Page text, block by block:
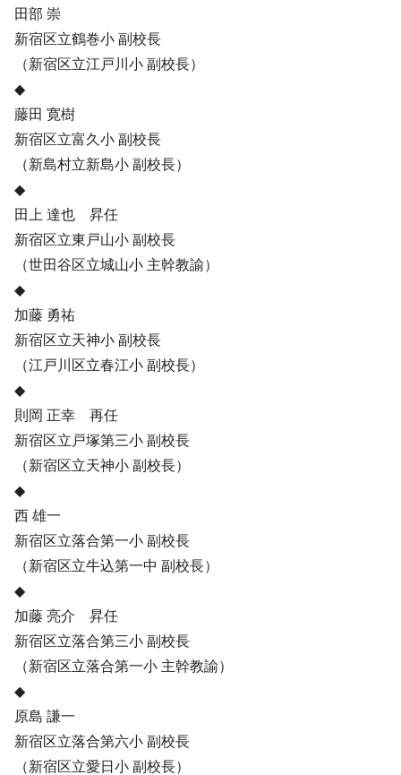
田部 崇
新宿区立鶴巻小 副校長
（新宿区立江戸川小 副校長）
◆
藤田 寛樹
新宿区立富久小 副校長
（新島村立新島小 副校長）
◆
田上 達也 昇任
新宿区立東戸山小 副校長
（世田谷区立城山小 主幹教諭）
◆
加藤 勇祐
新宿区立天神小 副校長
（江戸川区立春江小 副校長）
◆
則岡 正幸 再任
新宿区立戸塚第三小 副校長
（新宿区立天神小 副校長）
◆
西 雄一
新宿区立落合第一小 副校長
（新宿区立牛込第一中 副校長）
◆
加藤 亮介 昇任
新宿区立落合第三小 副校長
（新宿区立落合第一小 主幹教諭）
◆
原島 謙一
新宿区立落合第六小 副校長
（新宿区立愛日小 副校長）